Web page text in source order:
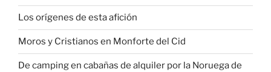
Los orígenes de esta afición
Moros y Cristianos en Monforte del Cid
De camping en cabañas de alquiler por la Noruega de